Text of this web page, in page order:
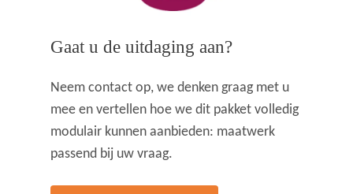
Gaat u de uitdaging aan?
Neem contact op, we denken graag met u
mee en vertellen hoe we dit pakket volledig
modulair kunnen aanbieden: maatwerk
passend bij uw vraag.